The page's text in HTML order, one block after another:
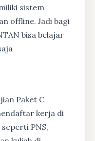
sistem
offline. Jadi bagi
bisa belajar
Paket C
kerja di
PNS,